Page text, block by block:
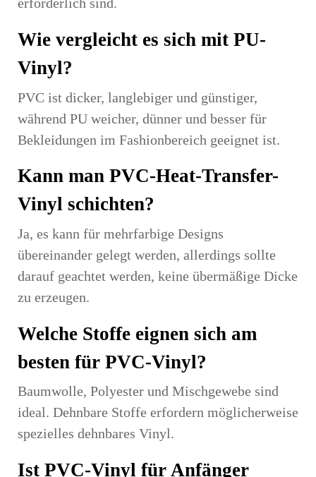
erforderlich sind.
Wie vergleicht es sich mit PU-
Vinyl?
PVC ist dicker, langlebiger und günstiger,
während PU weicher, dünner und besser für
Bekleidungen im Fashionbereich geeignet ist.
Kann man PVC-Heat-Transfer-
Vinyl schichten?
Ja, es kann für mehrfarbige Designs
übereinander gelegt werden, allerdings sollte
darauf geachtet werden, keine übermäßige Dicke
zu erzeugen.
Welche Stoffe eignen sich am
besten für PVC-Vinyl?
Baumwolle, Polyester und Mischgewebe sind
ideal. Dehnbare Stoffe erfordern möglicherweise
spezielles dehnbares Vinyl.
Ist PVC-Vinyl für Anfänger